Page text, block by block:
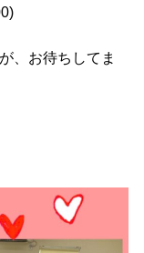
、お待ちしてま